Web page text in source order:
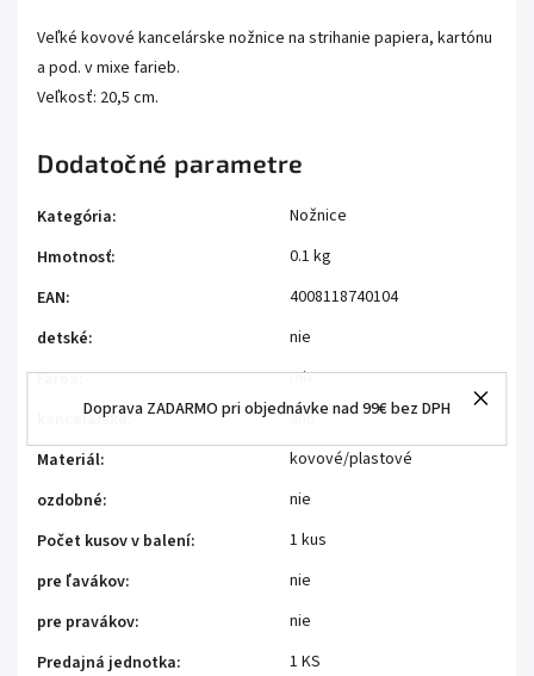
Doprava ZADARMO pri objednávke nad 99€ bez DPH
Veľké kovové kancelárske nožnice na strihanie papiera, kartónu
a pod. v mixe farieb.
Veľkosť: 20,5 cm.
Dodatočné parametre
Kategória:
Nožnice
Hmotnosť:
0.1 kg
EAN:
4008118740104
detské:
nie
Farba:
mix
kancelárske:
áno
Materiál:
kovové/plastové
ozdobné:
nie
Počet kusov v balení:
1 kus
pre ľavákov:
nie
pre pravákov:
nie
Predajná jednotka:
1 KS